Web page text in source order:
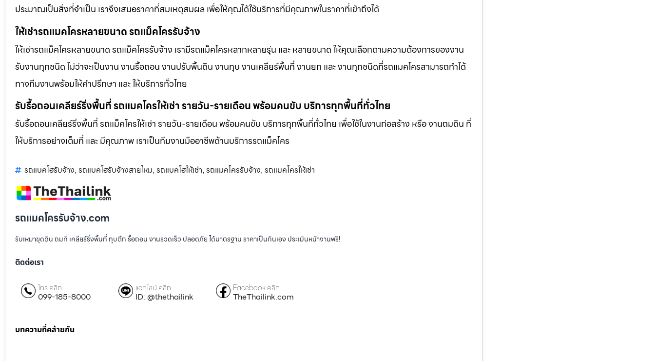
ประมาณเป็นสิ่งที่จำเป็น เราจึงเสนอราคาที่สมเหตุสมผล เพื่อให้คุณได้ใช้บริการที่มีคุณภาพในราคาที่เข้าถึงได้
ให้เช่ารถแมคโครหลายขนาด รถแม็คโครรับจ้าง
ให้เช่ารถแม็คโครหลายขนาด รถแม็คโครรับจ้าง เรามีรถแม็คโครหลากหลายรุ่น และ หลายขนาด ให้คุณเลือกตามความต้องการของงาน
รับงานทุกชนิด ไม่ว่าจะเป็นงาน งานรื้อถอน งานปรับพื้นดิน งานทุบ งานเคลียร์พื้นที่ งานยก และ งานทุกชนิดที่รถแมคโครสามารถทำได้
ทางทีมงานพร้อมให้คำปรึกษา และ ให้บริการทั่วไทย
รับรื้อถอนเคลียร์ริ่งพื้นที่ รถแมคโครให้เช่า รายวัน-รายเดือน พร้อมคนขับ บริการทุกพื้นที่ทั่วไทย
รับรื้อถอนเคลียร์ริ่งพื้นที่ รถแม็คโครให้เช่า รายวัน-รายเดือน พร้อมคนขับ บริการทุกพื้นที่ทั่วไทย เพื่อใช้ในงานก่อสร้าง หรือ งานถมดิน ที่
ให้บริการอย่างเต็มที่ และ มีคุณภาพ เราเป็นทีมงานมืออาชีพด้านบริการรถแม็คโคร
รถแบคโฮรับจ้าง, รถแบคโฮรับจ้างสายไหม, รถแบคโฮให้เช่า, รถแมคโครรับจ้าง, รถแมคโครให้เช่า
รถแมคโครรับจ้าง.com
รับเหมาขุดดิน ถมที่ เคลียร์ริ่งพื้นที่ ทุบตึก รื้อถอน งานรวดเร็ว ปลอดภัย ได้มาตรฐาน ราคาเป็นกันเอง ประเมินหน้างานฟรี!
ติดต่อเรา
โทร คลิก
099-185-8000
แอดไลน์ คลิก
ID: @thethailink
Facebook คลิก
TheThailink.com
บทความที่คล้ายกัน